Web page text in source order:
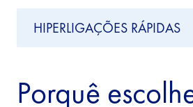
Porquê
HIPERLIGAÇÕES RÁPIDAS